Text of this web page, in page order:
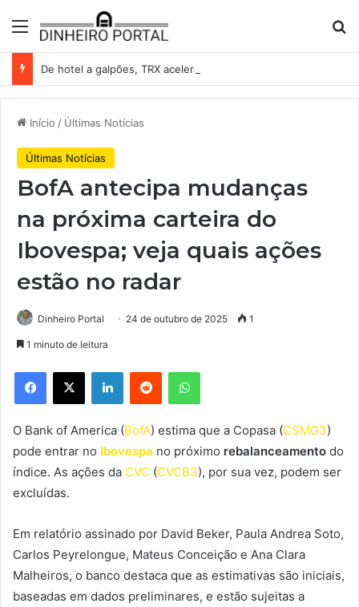
Menu
Início / Últimas Notícias
Últimas Notícias
BofA antecipa mudanças
na próxima carteira do
Ibovespa; veja quais ações
estão no radar
Dinheiro Portal 24 de outubro de 2025 1
1 minuto de leitura
Facebook
X LinkedinReddit WhatsApp
O Bank of America (BofA) estima que a Copasa (CSMG3)
pode entrar no Ibovespa no próximo rebalanceamento do
índice. As ações da CVC (CVCB3), por sua vez, podem ser
excluídas.
Em relatório assinado por David Beker, Paula Andrea Soto,
Carlos Peyrelongue, Mateus Conceição e Ana Clara
Malheiros, o banco destaca que as estimativas são iniciais,
baseadas em dados preliminares, e estão sujeitas a